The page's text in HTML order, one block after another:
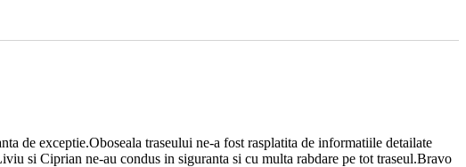
de exceptie.Oboseala traseului ne-a fost rasplatita de informatiile detailate
si Ciprian ne-au condus in siguranta si cu multa rabdare pe tot traseul.Bravo